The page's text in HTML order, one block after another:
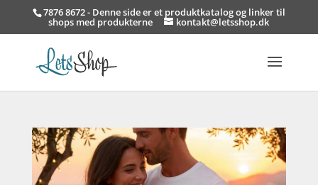
7876 8672 - Denne side er et produktkatalog og linker til
shops med produkterne kontakt@letsshop.dk